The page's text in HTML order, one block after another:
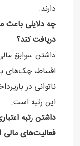
دارند.
دریافت کند؟
داشتن سوابق
اقساط، چک‌های
ناتوانی در
این رتبه است.
فعالیت‌های مالی